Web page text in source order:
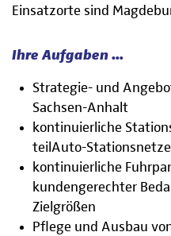
Einsatzorte sind
Ihre Aufgaben …
Strategie- und
Sachsen-Anhalt
kontinuierliche
teilAuto-
kontinuierliche
kundengerechter
Zielgrößen
Pflege und Ausbau